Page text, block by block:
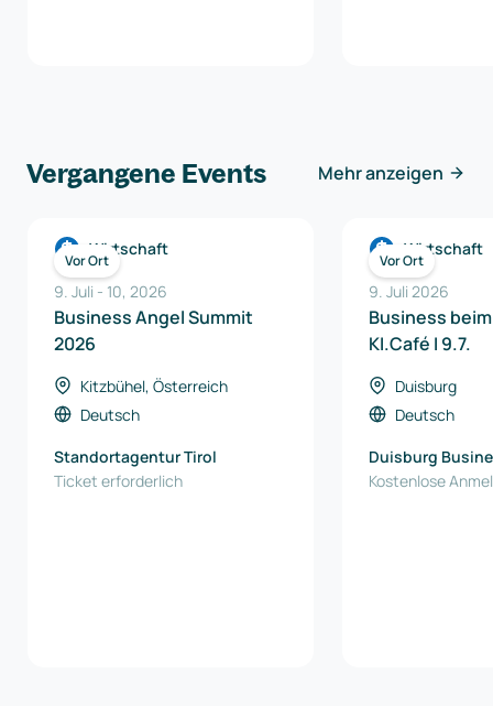
Vergangene Events Mehr anzeigen
Vor Ort
Wirtschaft
9. Juli - 10, 2026
Business Angel Summit
2026
Kitzbühel, Österreich
Deutsch
Standortagentur Tirol
Ticket erforderlich
Vor Ort
Wirtschaft
9. Juli 2026
Business
KI.Café I 9.7.
Duisburg
Deutsch
Duisburg
Innovation
Kostenlose